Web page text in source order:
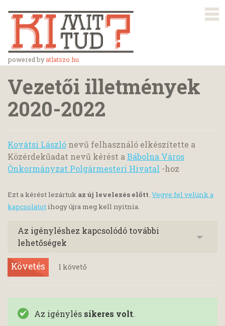
powered byatlatszo.hu
Vezetői illetmények
2020-2022
Kovátsi László nevű felhasználó elkészítette a
Közérdekűadat nevű kérést a Bábolna Város
Önkormányzat Polgármesteri Hivatal -hoz
Ezt a kérést lezártuk az új levelezés előtt. Vegye fel velünk a
kapcsolatotihogy újra meg kell nyitnia.
Az igényléshez kapcsolódó további
lehetőségek
Követés 1 követő
Az igénylés sikeres volt.